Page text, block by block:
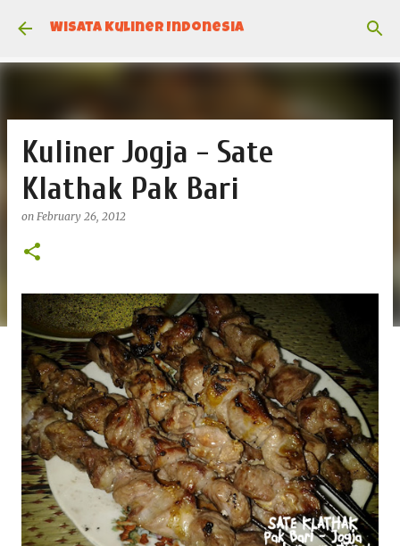
Skip to main content
Wisata Kuliner Indonesia
Kuliner Jogja - Sate
Klathak Pak Bari
on February 26, 2012